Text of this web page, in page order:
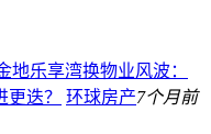
地乐享湾换物业风波：
迭？
环球房产7个月前